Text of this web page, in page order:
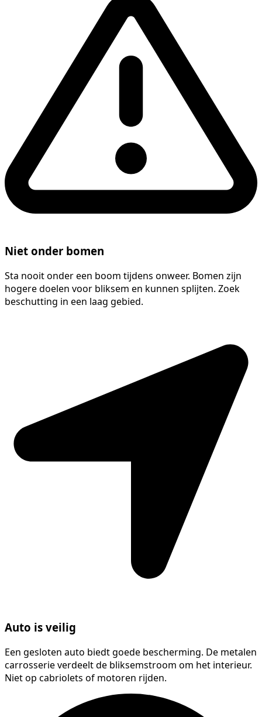
Niet onder bomen
Sta nooit onder een boom tijdens onweer. Bomen zijn
hogere doelen voor bliksem en kunnen splijten. Zoek
beschutting in een laag gebied.
Auto is veilig
Een gesloten auto biedt goede bescherming. De metalen
carrosserie verdeelt de bliksemstroom om het interieur.
Niet op cabriolets of motoren rijden.